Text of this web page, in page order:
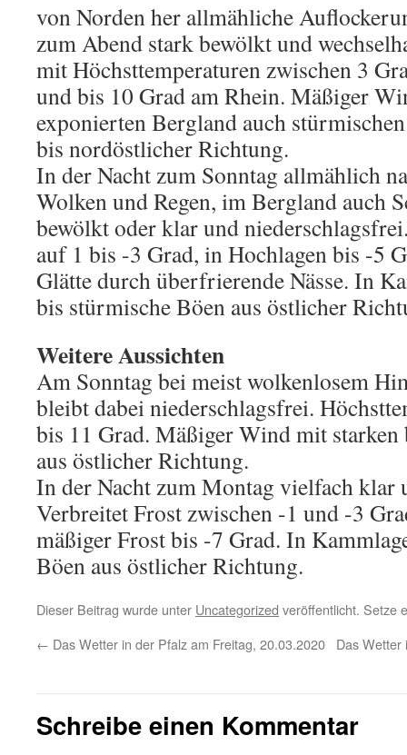
von Norden her allmähliche
zum Abend stark bewölkt und
mit Höchsttemperaturen zwischen 3
und bis 10 Grad am Rhein. Mäßiger
exponierten Bergland auch
bis nordöstlicher Richtung.
In der Nacht zum Sonntag allmählich
Wolken und Regen, im Bergland auch
bewölkt oder klar und
auf 1 bis -3 Grad, in Hochlagen bis -5
Glätte durch überfrierende Nässe. In
bis stürmische Böen aus östlicher
Weitere Aussichten
Am Sonntag bei meist wolkenlosem
bleibt dabei niederschlagsfrei.
bis 11 Grad. Mäßiger Wind mit
aus östlicher Richtung.
In der Nacht zum Montag vielfach klar
Verbreitet Frost zwischen -1 und -3
mäßiger Frost bis -7 Grad. In
Böen aus östlicher Richtung.
Dieser Beitrag wurde unter Uncategorized veröffentlicht. Setze
← Das Wetter in der Pfalz am Freitag, 20.03.2020 Das Wetter
Schreibe einen Kommentar